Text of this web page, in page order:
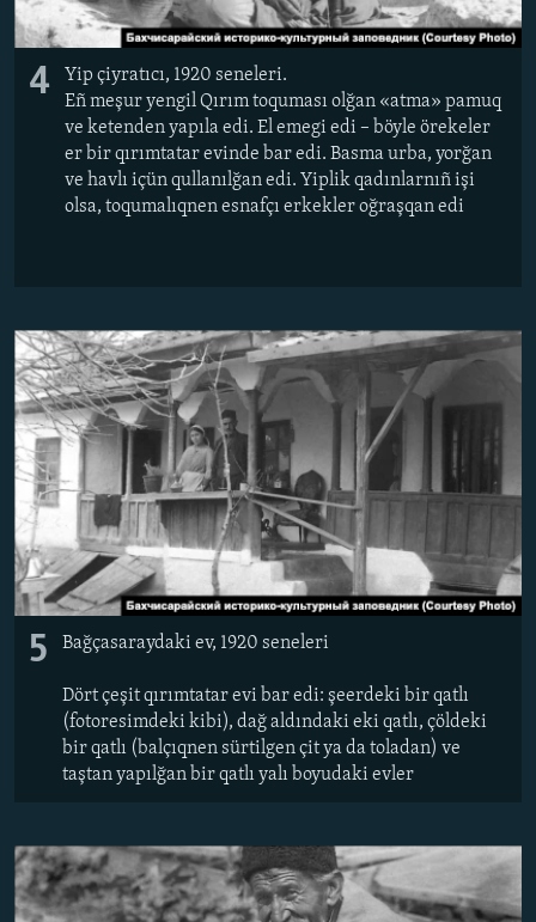
4
Yip çiyratıcı, 1920 seneleri.
Eñ meşur yengil Qırım toquması olğan «atma» pamuq
ve ketenden yapıla edi. El emegi edi – böyle örekeler
er bir qırımtatar evinde bar edi. Basma urba, yorğan
ve havlı içün qullanılğan edi. Yiplik qadınlarnıñ işi
olsa, toqumalıqnen esnafçı erkekler oğraşqan edi
5 Bağçasaraydaki ev, 1920 seneleri
Dört çeşit qırımtatar evi bar edi: şeerdeki bir qatlı
(fotoresimdeki kibi), dağ aldındaki eki qatlı, çöldeki
bir qatlı (balçıqnen sürtilgen çit ya da toladan) ve
taştan yapılğan bir qatlı yalı boyudaki evler